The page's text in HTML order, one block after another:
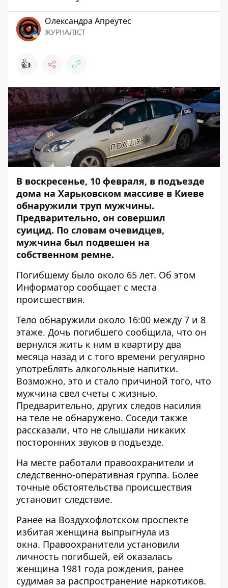
Олександра Апреутес
ЖУРНАЛІСТ
👍
В воскресенье, 10 февраля, в подъезде
дома на Харьковском массиве в Киеве
обнаружили труп мужчины.
Предварительно, он совершил
суицид. По словам очевидцев,
мужчина был подвешен на
собственном ремне.
Погибшему было около 65 лет. Об этом
Информатор сообщает с места
происшествия.
Тело обнаружили около 16:00 между 7 и 8
этаже. Дочь погибшего сообщила, что он
вернулся жить к ним в квартиру два
месяца назад и с того времени регулярно
употреблять алкогольные напитки.
Возможно, это и стало причиной того, что
мужчина свел счеты с жизнью.
Предварительно, других следов насилия
на теле не обнаружено. Соседи также
рассказали, что не слышали никаких
посторонних звуков в подъезде.
На месте работали правоохранители и
следственно-оперативная группа. Более
точные обстоятельства происшествия
установит следствие.
Ранее на Воздухофлотском проспекте
избитая женщина выпрыгнула из
окна. Правоохранители установили
личность погибшей, ей оказалась
женщина 1981 года рождения, ранее
судимая за распространение наркотиков.